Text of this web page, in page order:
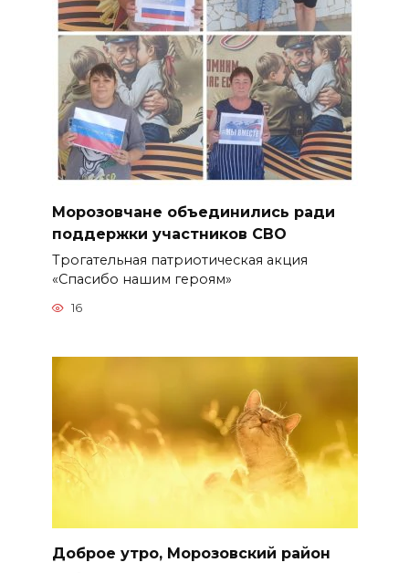
Морозовчане объединились ради
поддержки участников СВО
Трогательная патриотическая акция
«Спасибо нашим героям»
16
Доброе утро, Морозовский район